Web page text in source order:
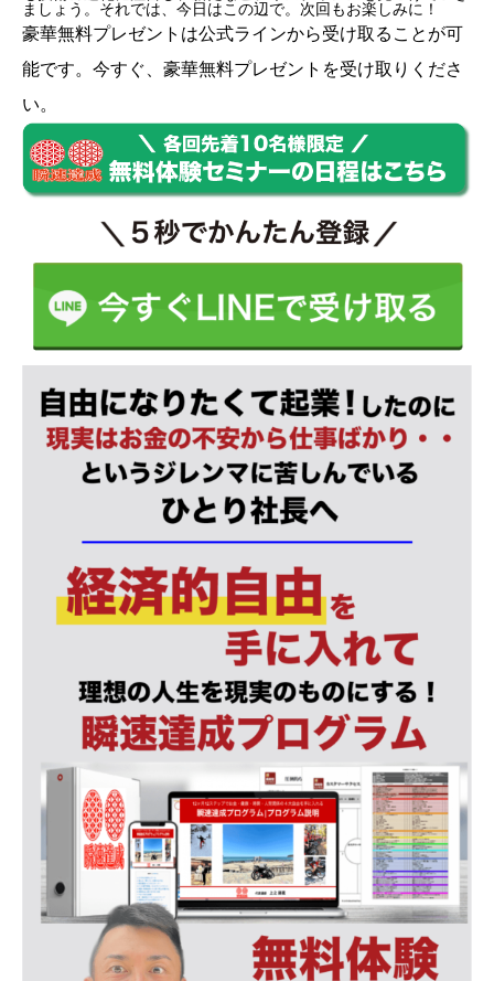
ましょう。それでは、今日はこの辺で。次回もお楽しみに！
豪華無料プレゼントは公式ラインから受け取ることが可
能です。今すぐ、豪華無料プレゼントを受け取りくださ
い。